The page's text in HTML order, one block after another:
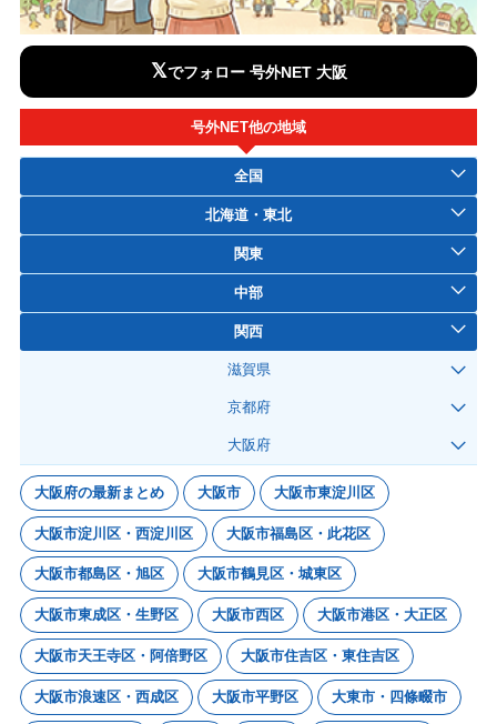
𝕏でフォロー 号外NET 大阪
号外NET他の地域
全国
北海道・東北
関東
中部
関西
滋賀県
京都府
大阪府
大阪府の最新まとめ 大阪市 大阪市東淀川区
大阪市淀川区・西淀川区 大阪市福島区・此花区
大阪市都島区・旭区 大阪市鶴見区・城東区
大阪市東成区・生野区 大阪市西区 大阪市港区・大正区
大阪市天王寺区・阿倍野区 大阪市住吉区・東住吉区
大阪市浪速区・西成区 大阪市平野区 大東市・四條畷市